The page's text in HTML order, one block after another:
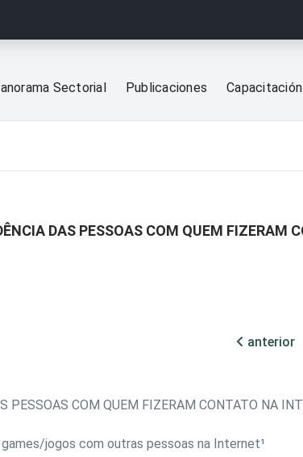
Sectorial Publicaciones Capacitación
DAS PESSOAS COM QUEM FIZERAM
anterior
PESSOAS COM QUEM FIZERAM CONTATO NA
jogos com outras pessoas na Internet¹